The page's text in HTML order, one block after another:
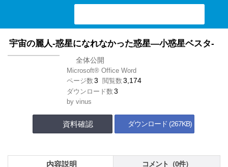
宇宙の麗人-惑星になれなかった惑星―小惑星ベスタ-
全体公開
Microsoft® Office Word
ページ数 3 閲覧数 3,174
ダウンロード数 3
by vinus
資料確認 ダウンロード (267KB)
内容説明 コメント（0件）